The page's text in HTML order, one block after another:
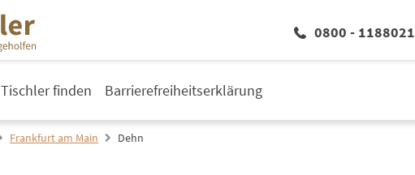
0800 - 1188021
Tischler finden Barrierefreiheitserklärung
Frankfurt am Main Dehn